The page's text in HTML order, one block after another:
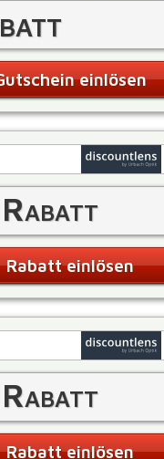
einlösen
Rabatt einlösen
Rabatt einlösen